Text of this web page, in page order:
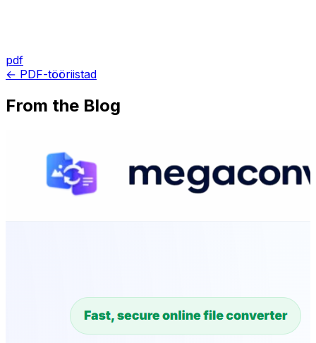
pdf
← PDF-tööriistad
From the Blog